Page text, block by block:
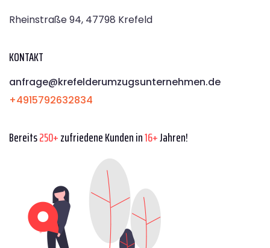
Rheinstraße 94, 47798 Krefeld
KONTAKT
anfrage@krefelderumzugsunternehmen.de
+4915792632834
Bereits250+zufriedene Kunden in16+Jahren!